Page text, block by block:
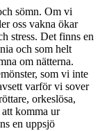
sömn. Om vi
oss vakna ökar
stress. Det finns en
och som helt
om nätterna.
som vi inte
varför vi sover
orkeslösa,
komma ur
en uppsjö